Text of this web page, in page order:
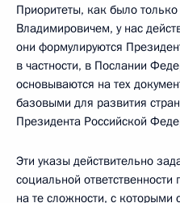
Приоритеты, как было
Владимировичем, у нас
они формулируются
в частности, в Послании
основываются на тех
базовыми для развития
Президента Российской
Эти указы действительно
социальной
на те сложности, с которыми